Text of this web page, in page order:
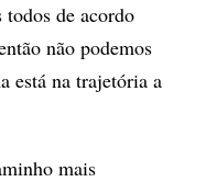
de acordo
não podemos
está na trajetória a
mais